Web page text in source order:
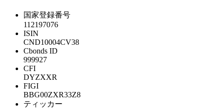
国家登録番号
112197076
ISIN
CND10004CV38
Cbonds ID
999927
CFI
DYZXXR
FIGI
BBG00ZXR33Z8
ティッカー